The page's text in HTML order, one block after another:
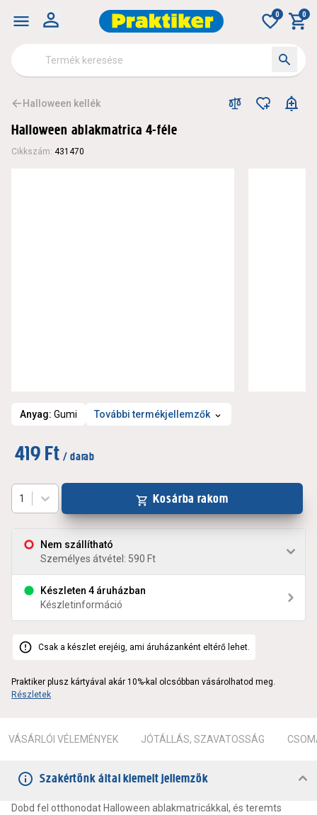
0 0
Halloween kellék
Halloween ablakmatrica 4-féle
Cikkszám: 431470
Anyag: Gumi További termékjellemzők
419 Ft / darab
Nem szállítható
Személyes átvétel: 590 Ft
Készleten 4 áruházban
Készletinformáció
1 Kosárba rakom
Csak a készlet erejéig, ami áruházanként eltérő lehet.
Praktiker plusz kártyával akár 10%-kal olcsóbban vásárolhatod meg.
Részletek
VÁSÁRLÓI VÉLEMÉNYEK JÓTÁLLÁS, SZAVATOSSÁG
Szakértőnk által kiemelt jellemzők
Dobd fel otthonodat Halloween ablakmatricákkal, és teremts